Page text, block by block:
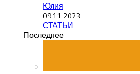
Юлия
09.11.2023
СТАТЬИ
Последнее